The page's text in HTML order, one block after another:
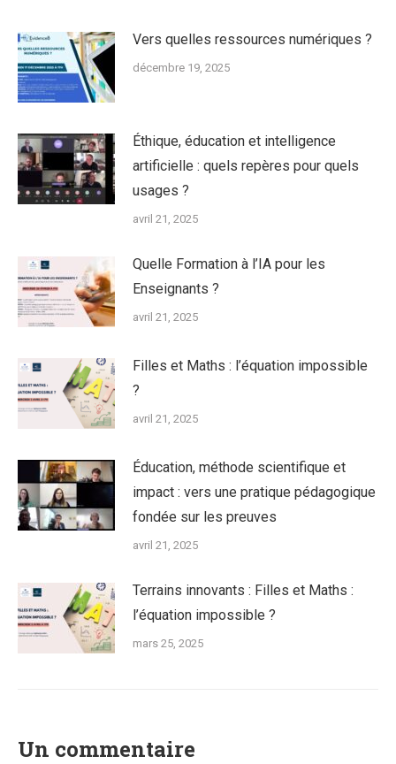
Vers quelles ressources numériques ?
décembre 19, 2025
Éthique, éducation et intelligence
artificielle : quels repères pour quels
usages ?
avril 21, 2025
Quelle Formation à l’IA pour les
Enseignants ?
avril 21, 2025
Filles et Maths : l’équation impossible
?
avril 21, 2025
Éducation, méthode scientifique et
impact : vers une pratique pédagogique
fondée sur les preuves
avril 21, 2025
Terrains innovants : Filles et Maths :
l’équation impossible ?
mars 25, 2025
Un commentaire